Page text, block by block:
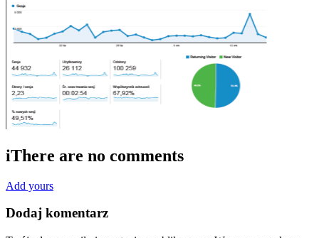
iThere are no comments
Add yours
Dodaj komentarz